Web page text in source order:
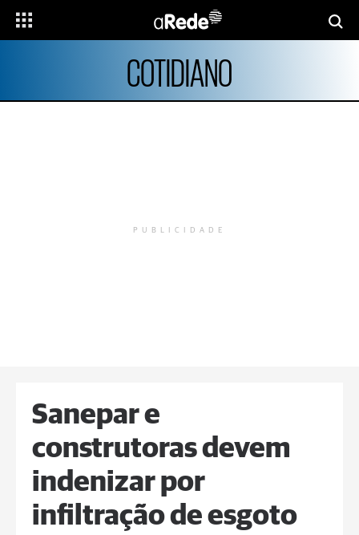
COTIDIANO
PUBLICIDADE
Sanepar e
construtoras devem
indenizar por
infiltração de esgoto